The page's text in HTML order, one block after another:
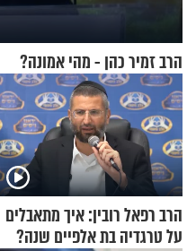
הרב זמיר כהן - מהי אמונה?
הרב רפאל רובין: איך מתאבלים
על טרגדיה בת אלפיים שנה?